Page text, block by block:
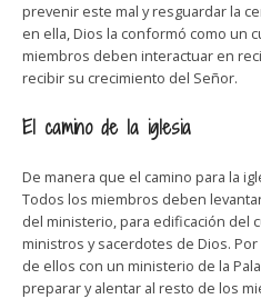
prevenir este mal y resguardar la
en ella, Dios la conformó como un
miembros deben interactuar en
recibir su crecimiento del Señor.
El camino de la iglesia
De manera que el camino para la
Todos los miembros deben
del ministerio, para edificación del
ministros y sacerdotes de Dios.
de ellos con un ministerio de la
preparar y alentar al resto de los